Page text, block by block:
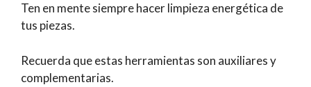
Ten en mente siempre hacer limpieza energética de
tus piezas.
Recuerda que estas herramientas son auxiliares y
complementarias.